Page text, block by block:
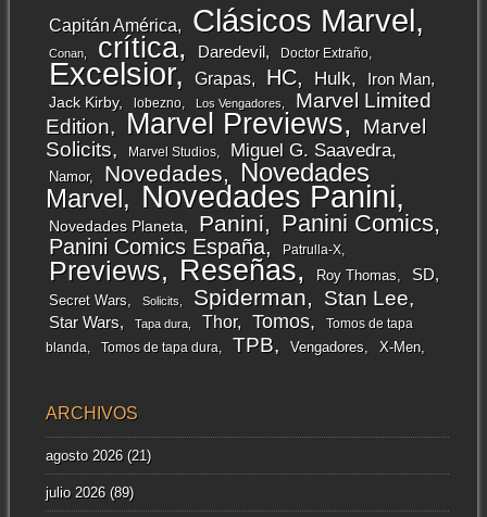
Capitán América Clásicos Marvel
Conan crítica Daredevil Doctor Extraño
Excelsior Grapas HC Hulk Iron Man
Jack Kirby lobezno Los Vengadores
Marvel Limited
Edition
Marvel Previews
Marvel
Solicits
Marvel Studios Miguel G. Saavedra
Namor Novedades
Novedades
Marvel
Novedades Panini
Novedades Planeta Panini Panini Comics
Panini Comics España Patrulla-X
Previews Reseñas Roy Thomas SD
Secret Wars Solicits Spiderman Stan Lee
Star Wars Tapa dura Thor Tomos
Tomos de tapa
blanda
Tomos de tapa dura TPB Vengadores X-Men
ARCHIVOS
agosto 2026(21)
julio 2026(89)